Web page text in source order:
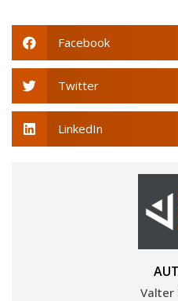
Facebook
Twitter
LinkedIn
Valter